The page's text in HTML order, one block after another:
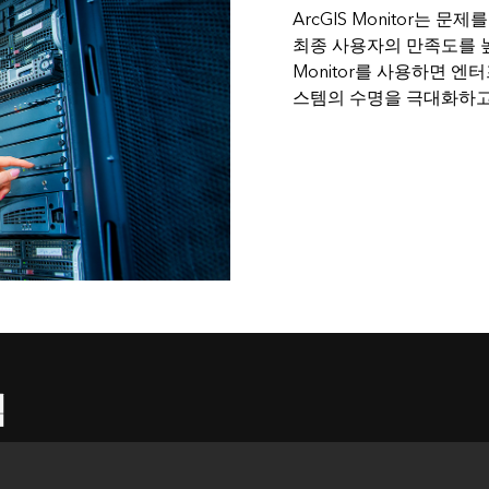
ArcGIS Monitor는 문제
최종 사용자의 만족도를
Monitor를 사용하면 엔
스템의 수명을 극대화하